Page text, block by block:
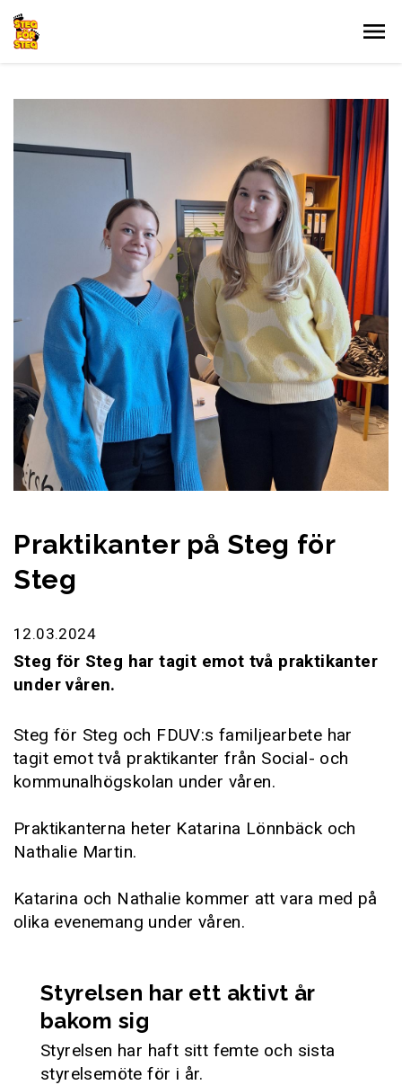
Gå till innehållet
Praktikanter på Steg för
Steg
12.03.2024
Steg för Steg har tagit emot två praktikanter
under våren.
Steg för Steg och FDUV:s familjearbete har
tagit emot två praktikanter från Social- och
kommunalhögskolan under våren.
Praktikanterna heter Katarina Lönnbäck och
Nathalie Martin.
Katarina och Nathalie kommer att vara med på
olika evenemang under våren.
Styrelsen har ett aktivt år
bakom sig
Styrelsen har haft sitt femte och sista
styrelsemöte för i år.